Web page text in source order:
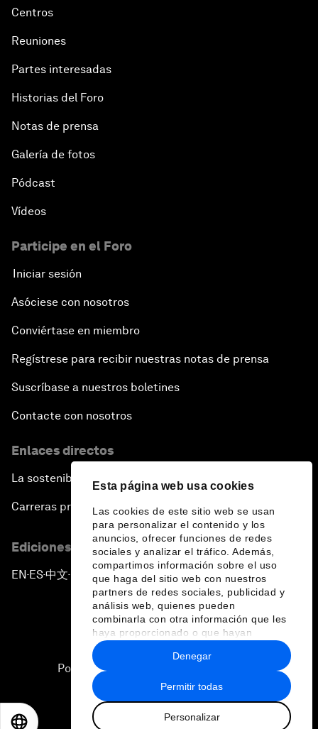
Esta página web usa cookies
Las cookies de este sitio web se usan
para personalizar el contenido y los
anuncios, ofrecer funciones de redes
sociales y analizar el tráfico. Además,
compartimos información sobre el uso
que haga del sitio web con nuestros
partners de redes sociales, publicidad y
análisis web, quienes pueden
combinarla con otra información que les
haya proporcionado o que hayan
recopilado a partir del uso que haya
hecho de sus servicios.
Permitir todas
Personalizar
Denegar
Centros
Reuniones
Partes interesadas
Historias del Foro
Notas de prensa
Galería de fotos
Pódcast
Vídeos
Participe en el Foro
Iniciar sesión
Asóciese con nosotros
Conviértase en miembro
Regístrese para recibir nuestras notas de prensa
Suscríbase a nuestros boletines
Contacte con nosotros
Enlaces directos
La sostenibilidad en el Foro
Carreras profesionales
Ediciones en otros idiomas
EN ▪ES▪中文▪ 日本語
Política de privacidad y normas de uso
Sitemap
2026 Foro Económico Mundial